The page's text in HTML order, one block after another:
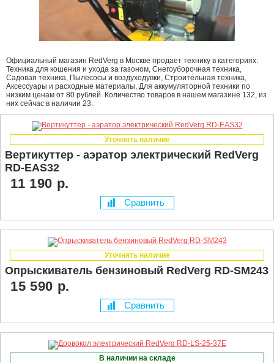
Официальный магазин RedVerg в Москве продает технику в категориях:
Техника для кошения и ухода за газоном, Снегоуборочная техника,
Садовая техника, Пылесосы и воздуходувки, Строительная техника,
Аксессуары и расходные материалы, Для аккумуляторной техники по
низким ценам от 80 рублей. Количество товаров в нашем магазине 132, из
них сейчас в наличии 23.
Уточнять наличие
Вертикуттер - аэратор электрический RedVerg
RD-EAS32
11 190 р.
Сравнить
Уточнять наличие
Опрыскиватель бензиновый RedVerg RD-SM243
15 590 р.
Сравнить
В наличии на складе